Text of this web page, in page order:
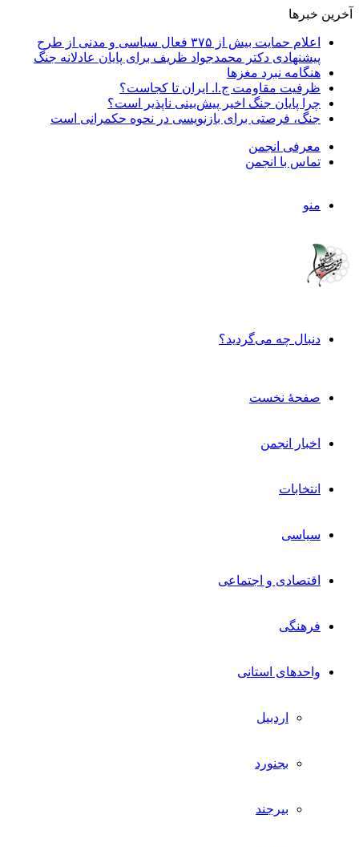
آخرین خبرها
اعلام حمایت بیش از ۳۷۵ فعال سیاسی و مدنی از طرح
پیشنهادی دکتر محمدجواد ظریف برای پایان عادلانه جنگ
هنگامه نبرد مغزها
ظرفیت مقاومت ج.ا. ایران تا کجاست؟
چرا پایان جنگ اخیر پیش‌بینی ناپذیر است؟
جنگ، فرصتی برای بازنویسی در نحوه حکمرانی است
معرفی انجمن
تماس با انجمن
منو
دنبال چه می‌گردید؟
صفحۀ نخست
اخبار انجمن
انتخابات
سیاسی
اقتصادی و اجتماعی
فرهنگی
واحدهای استانی
اردبیل
بجنورد
بیرجند